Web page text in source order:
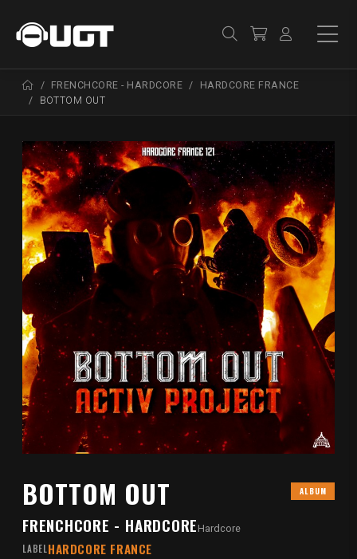
FRENCHCORE - HARDCORE
HARDCORE FRANCE
BOTTOM OUT
BOTTOM OUT ALBUM
FRENCHCORE - HARDCORE Hardcore
LABELHARDCORE FRANCE